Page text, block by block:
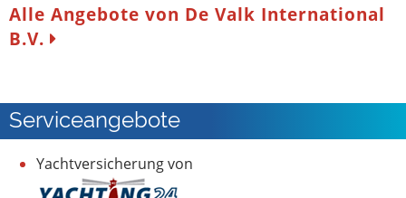
Alle Angebote von De Valk International
B.V.
Serviceangebote
Yachtversicherung von